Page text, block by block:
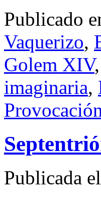
Publicado
Vaquerizo,
Golem XIV,
imaginaria,
Publicada el